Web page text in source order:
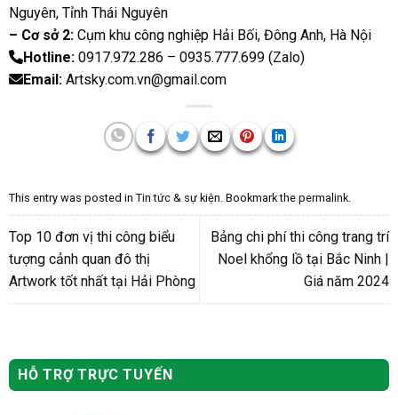
Nguyên, Tỉnh Thái Nguyên
– Cơ sở 2:Cụm khu công nghiệp Hải Bối, Đông Anh, Hà Nội
Hotline:0917.972.286 – 0935.777.699 (Zalo)
Email:Artsky.com.vn@gmail.com
This entry was posted in Tin tức & sự kiện. Bookmark the permalink.
Top 10 đơn vị thi công biểu
tượng cảnh quan đô thị
Artwork tốt nhất tại Hải Phòng
Bảng chi phí thi công trang trí
Noel khổng lồ tại Bắc Ninh |
Giá năm 2024
HỖ TRỢ TRỰC TUYẾN